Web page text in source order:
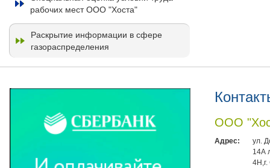
рабочих мест ООО "Хоста"
Раскрытие информации в сфере
газораспределения
ООО
Адрес:
ул.
14А